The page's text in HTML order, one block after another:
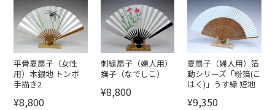
平骨夏扇子（女性
用）本銀地 トンボ
手描き2
¥8,800
刺繍扇子（婦人用）
撫子（なでしこ）
¥8,800
夏扇子（婦人用）箔
動シリーズ「粉箔(こ
はく)」うす緑 短地
¥9,350